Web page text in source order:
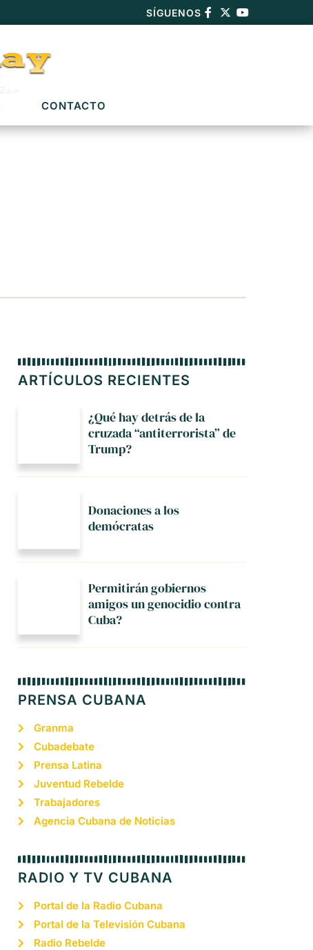
SÍGUENOS
CONTACTO
ARTÍCULOS RECIENTES
¿Qué hay detrás de la
cruzada “antiterrorista” de
Trump?
Donaciones a los
demócratas
Permitirán gobiernos
amigos un genocidio contra
Cuba?
PRENSA CUBANA
Granma
Cubadebate
Prensa Latina
Juventud Rebelde
Trabajadores
Agencia Cubana de Noticias
RADIO Y TV CUBANA
Portal de la Radio Cubana
Portal de la Televisión Cubana
Radio Rebelde